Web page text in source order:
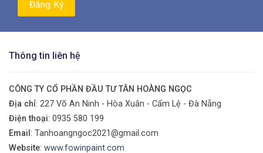
Thông tin liên hệ
CÔNG TY CỔ PHẦN ĐẦU TƯ TÂN HOÀNG NGỌC
Địa chỉ: 227 Võ An Ninh - Hòa Xuân - Cẩm Lệ - Đà Nẵng
Điện thoại: 0935 580 199
Email : Tanhoangngoc2021@gmail.com
Website: www.fowinpaint.com